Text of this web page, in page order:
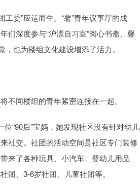
委”应运而生。“馨”青年议事厅的成
们深度参与“沪漂自习室”阅心书斋、馨
也为楼组文化建设增添了活力。
不同楼组的青年紧密连接在一起。
“90后”宝妈，她发现社区没有针对幼儿
社交。社团的活动空间是社区专门装修
来了各种玩具、小汽车、婴幼儿用品
、3-6岁社团、儿童社团等。